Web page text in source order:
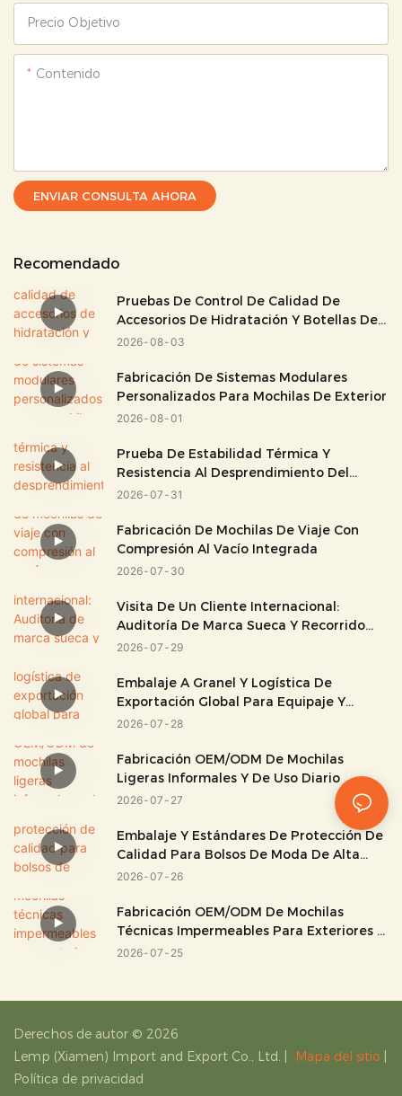
Precio Objetivo
Contenido
ENVIAR CONSULTA AHORA
Recomendado
Pruebas De Control De Calidad De
Accesorios De Hidratación Y Botellas De
Agua
2026 08 03
Fabricación De Sistemas Modulares
Personalizados Para Mochilas De Exterior
2026 08 01
Prueba De Estabilidad Térmica Y
Resistencia Al Desprendimiento Del
Tejido De PVC
2026 07 31
Fabricación De Mochilas De Viaje Con
Compresión Al Vacío Integrada
2026 07 30
Visita De Un Cliente Internacional:
Auditoría De Marca Sueca Y Recorrido
Por La Fábrica.
2026 07 29
Embalaje A Granel Y Logística De
Exportación Global Para Equipaje Y
Bolsos.
2026 07 28
Fabricación OEM/ODM De Mochilas
Ligeras Informales Y De Uso Diario
2026 07 27
Embalaje Y Estándares De Protección De
Calidad Para Bolsos De Moda De Alta
Gama
2026 07 26
Fabricación OEM/ODM De Mochilas
Técnicas Impermeables Para Exteriores Y
Para Uso Técnico.
2026 07 25
Derechos de autor © 2026
Lemp (Xiamen) Import and Export Co., Ltd.
Mapa del sitio
Política de privacidad